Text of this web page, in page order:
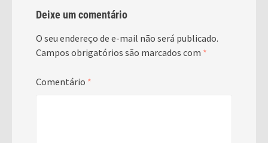
Deixe um comentário
O seu endereço de e-mail não será publicado.
Campos obrigatórios são marcados com *
Comentário *